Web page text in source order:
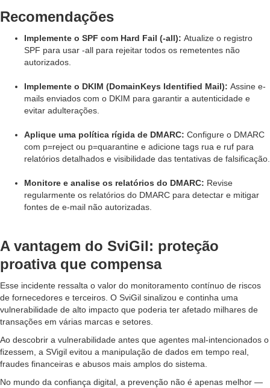
Recomendações
Implemente o SPF com Hard Fail (-all): Atualize o registro
SPF para usar -all para rejeitar todos os remetentes não
autorizados.
Implemente o DKIM (DomainKeys Identified Mail): Assine e-
mails enviados com o DKIM para garantir a autenticidade e
evitar adulterações.
Aplique uma política rígida de DMARC: Configure o DMARC
com p=reject ou p=quarantine e adicione tags rua e ruf para
relatórios detalhados e visibilidade das tentativas de falsificação.
Monitore e analise os relatórios do DMARC: Revise
regularmente os relatórios do DMARC para detectar e mitigar
fontes de e-mail não autorizadas.
A vantagem do SviGil: proteção
proativa que compensa
Esse incidente ressalta o valor do monitoramento contínuo de riscos
de fornecedores e terceiros. O SviGil sinalizou e continha uma
vulnerabilidade de alto impacto que poderia ter afetado milhares de
transações em várias marcas e setores.
Ao descobrir a vulnerabilidade antes que agentes mal-intencionados o
fizessem, a SVigil evitou a manipulação de dados em tempo real,
fraudes financeiras e abusos mais amplos do sistema.
No mundo da confiança digital, a prevenção não é apenas melhor —